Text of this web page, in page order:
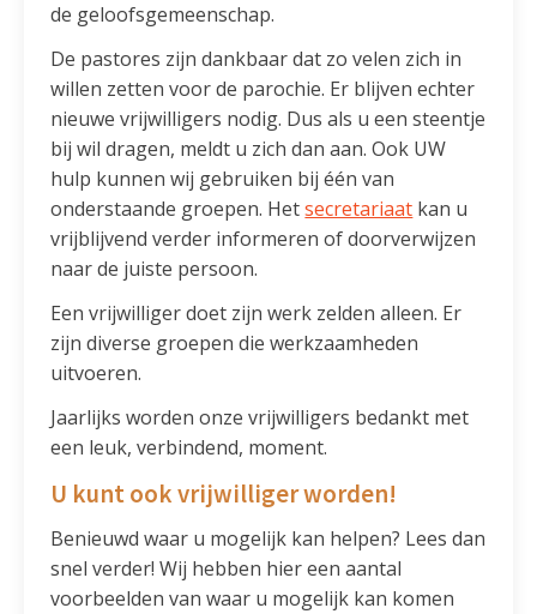
de geloofsgemeenschap.
De pastores zijn dankbaar dat zo velen zich in
willen zetten voor de parochie. Er blijven echter
nieuwe vrijwilligers nodig. Dus als u een steentje
bij wil dragen, meldt u zich dan aan. Ook UW
hulp kunnen wij gebruiken bij één van
onderstaande groepen. Hetsecretariaat kan u
vrijblijvend verder informeren of doorverwijzen
naar de juiste persoon.
Een vrijwilliger doet zijn werk zelden alleen. Er
zijn diverse groepen die werkzaamheden
uitvoeren.
Jaarlijks worden onze vrijwilligers bedankt met
een leuk, verbindend, moment.
U kunt ook vrijwilliger worden!
Benieuwd waar u mogelijk kan helpen? Lees dan
snel verder! Wij hebben hier een aantal
voorbeelden van waar u mogelijk kan komen